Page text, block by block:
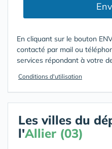
En cliquant sur le bouton
contacté par mail ou
services répondant à votre
Conditions d'utilisation
Les villes du
l'Allier (03)